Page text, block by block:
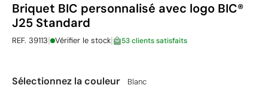
Briquet BIC personnalisé avec logo BIC®
J25 Standard
REF. 39113| Vérifier le stock| 53 clients satisfaits
Sélectionnez la couleur Blanc